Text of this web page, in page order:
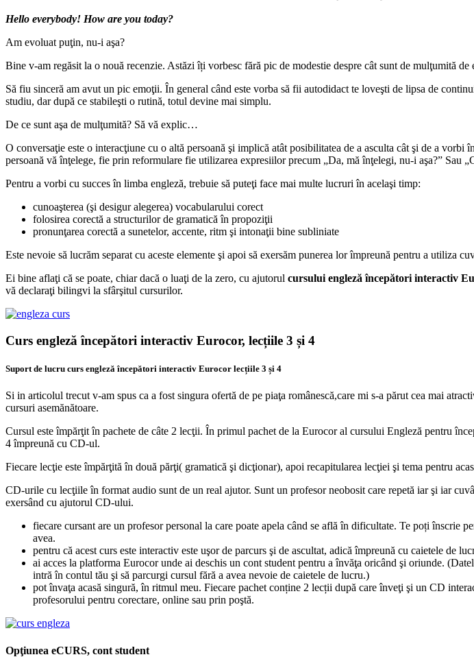
Hello everybody! How are you today?
Am evoluat puţin, nu-i aşa?
Bine v-am regăsit la o nouă recenzie. Astăzi îți vorbesc fără pic de modestie despre cât sunt de mulţumită
Să fiu sinceră am avut un pic emoţii. În general când este vorba să fii autodidact te loveşti de lipsa de
studiu, dar după ce stabileşti o rutină, totul devine mai simplu.
De ce sunt aşa de mulţumită? Să vă explic…
O conversaţie este o interacţiune cu o altă persoană şi implică atât posibilitatea de a asculta cât şi de a
persoană vă înţelege, fie prin reformulare fie utilizarea expresiilor precum „Da, mă înţelegi, nu-i aşa?” Sau
Pentru a vorbi cu succes în limba engleză, trebuie să puteţi face mai multe lucruri în acelaşi timp:
cunoaşterea (şi desigur alegerea) vocabularului corect
folosirea corectă a structurilor de gramatică în propoziţii
pronunţarea corectă a sunetelor, accente, ritm şi intonaţii bine subliniate
Este nevoie să lucrăm separat cu aceste elemente şi apoi să exersăm punerea lor împreună pentru a utiliza
Ei bine aflaţi că se poate, chiar dacă o luaţi de la zero, cu ajutorul cursului engleză începători interactiv
vă declaraţi bilingvi la sfârşitul cursurilor.
Curs engleză începători interactiv Eurocor, lecțiile 3 și 4
Suport de lucru curs engleză începători interactiv Eurocor lecțiile 3 și 4
Si in articolul trecut v-am spus ca a fost singura ofertă de pe piaţa românescă,care mi s-a părut cea mai
cursuri asemănătoare.
Cursul este împărţit în pachete de câte 2 lecţii. În primul pachet de la Eurocor al cursului Engleză pentru
4 împreună cu CD-ul.
Fiecare lecţie este împărţită în două părţi( gramatică şi dicţionar), apoi recapitularea lecţiei şi tema pentru
CD-urile cu lecţiile în format audio sunt de un real ajutor. Sunt un profesor neobosit care repetă iar şi iar
exersând cu ajutorul CD-ului.
fiecare cursant are un profesor personal la care poate apela când se află în dificultate. Te poți
avea.
pentru că acest curs este interactiv este uşor de parcurs şi de ascultat, adică împreună cu caietele
ai acces la platforma Eurocor unde ai deschis un cont student pentru a învăţa oricând şi oriunde.
intră în contul tău şi să parcurgi cursul fără a avea nevoie de caietele de lucru.)
pot învaţa acasă singură, în ritmul meu. Fiecare pachet conține 2 lecții după care înveţi şi un CD
profesorului pentru corectare, online sau prin poştă.
Opţiunea eCURS, cont student